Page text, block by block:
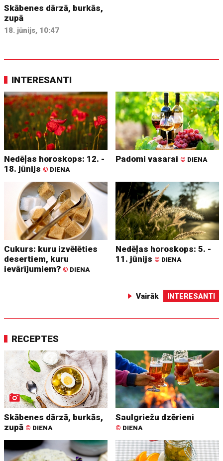
Skābenes dārzā, burkās,
zupā
18. jūnijs, 10:47
INTERESANTI
Nedēļas horoskops: 12. -
18. jūnijs © DIENA
Padomi vasarai © DIENA
Cukurs: kuru izvēlēties
desertiem, kuru
ievārījumiem? © DIENA
Nedēļas horoskops: 5. -
11. jūnijs © DIENA
Vairāk INTERESANTI
RECEPTES
Skābenes dārzā, burkās,
zupā © DIENA
Saulgriežu dzērieni
© DIENA